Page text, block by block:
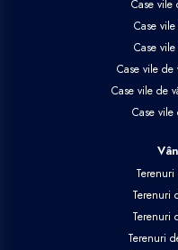
Case vile
Case
Case
Case vile
Case vile de
Case
Terenuri
Terenuri
Terenuri